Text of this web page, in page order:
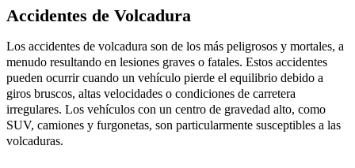
Accidentes de Volcadura
Los accidentes de volcadura son de los más peligrosos y mortales, a
menudo resultando en lesiones graves o fatales. Estos accidentes
pueden ocurrir cuando un vehículo pierde el equilibrio debido a
giros bruscos, altas velocidades o condiciones de carretera
irregulares. Los vehículos con un centro de gravedad alto, como
SUV, camiones y furgonetas, son particularmente susceptibles a las
volcaduras.